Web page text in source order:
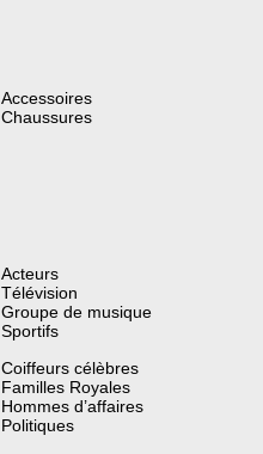
Accessoires
Chaussures
Acteurs
Télévision
Groupe de musique
Sportifs
Coiffeurs célèbres
Familles Royales
Hommes d’affaires
Politiques